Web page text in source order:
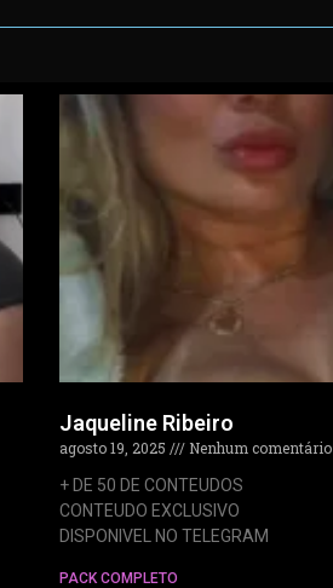
Jaqueline Ribeiro
agosto 19, 2025
Nenhum comentário
+ DE 50 DE CONTEUDOS
CONTEUDO EXCLUSIVO
DISPONIVEL NO TELEGRAM
PACK COMPLETO